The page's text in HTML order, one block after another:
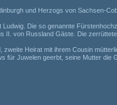
und Herzogs von Sachsen-
Die so genannte
II. von Russland Gäste. Die
Heirat mit ihrem Cousin
für Juwelen geerbt, seine Mutter die